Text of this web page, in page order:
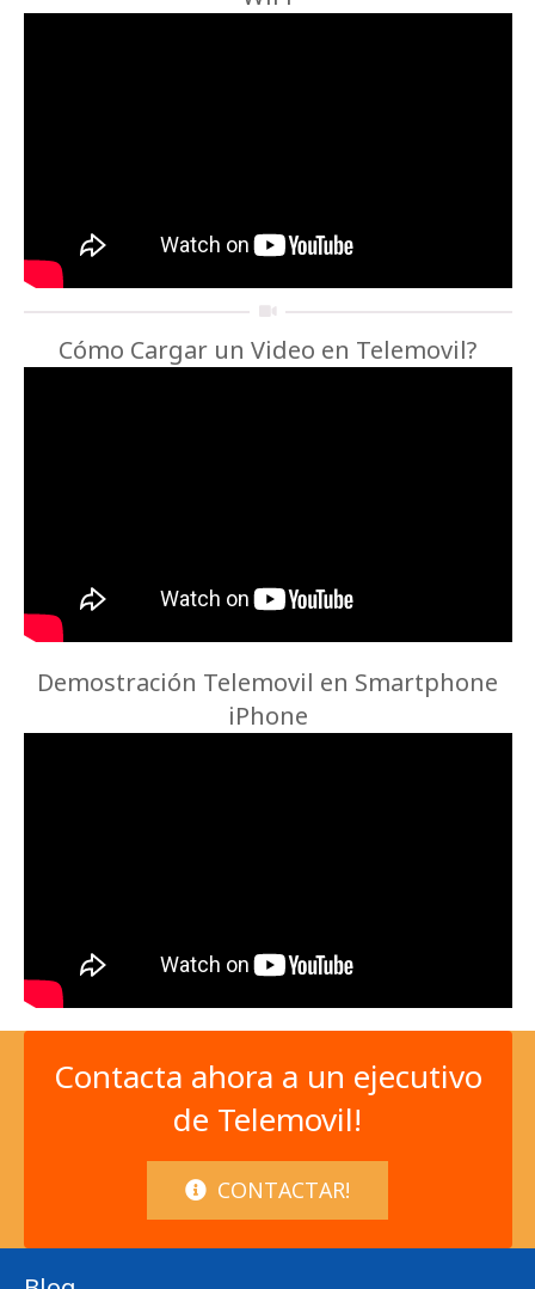
Cómo Cargar un Video en Telemovil?
Demostración Telemovil en Smartphone
iPhone
Contacta ahora a un ejecutivo
de Telemovil!
CONTACTAR!